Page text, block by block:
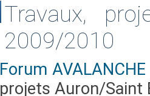
Travaux,
2009/2010
Forum
projets Auron/Saint